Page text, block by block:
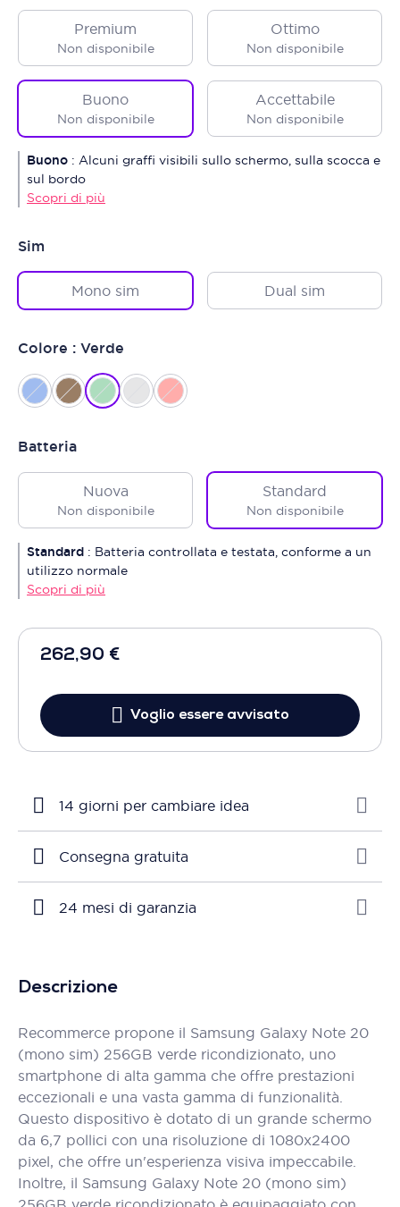
262,90 €
Voglio essere avvisato
Premium
Non disponibile
Ottimo
Non disponibile
Buono
Non disponibile
Accettabile
Non disponibile
Buono : Alcuni graffi visibili sullo schermo, sulla scocca e
sul bordo
Scopri di più
Sim
Mono sim Dual sim
Colore : Verde
Batteria
Nuova
Non disponibile
Standard
Non disponibile
Standard : Batteria controllata e testata, conforme a un
utilizzo normale
Scopri di più
14 giorni per cambiare idea
Consegna gratuita
24 mesi di garanzia
Descrizione
Recommerce propone il Samsung Galaxy Note 20
(mono sim) 256GB verde ricondizionato, uno
smartphone di alta gamma che offre prestazioni
eccezionali e una vasta gamma di funzionalità.
Questo dispositivo è dotato di un grande schermo
da 6,7 pollici con una risoluzione di 1080x2400
pixel, che offre un'esperienza visiva impeccabile.
Inoltre, il Samsung Galaxy Note 20 (mono sim)